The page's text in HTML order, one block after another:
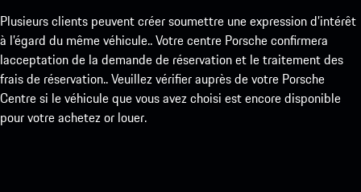
Plusieurs clients peuvent créer soumettre une expression d’intérêt
à l’égard du même véhicule.. Votre centre Porsche confirmera
lacceptation de la demande de réservation et le traitement des
frais de réservation.. Veuillez vérifier auprès de votre Porsche
Centre si le véhicule que vous avez choisi est encore disponible
pour votre achetez or louer.